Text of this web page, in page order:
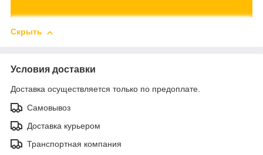
Скрыть
Условия доставки
Доставка осуществляется только по предоплате.
Самовывоз
Доставка курьером
Транспортная компания